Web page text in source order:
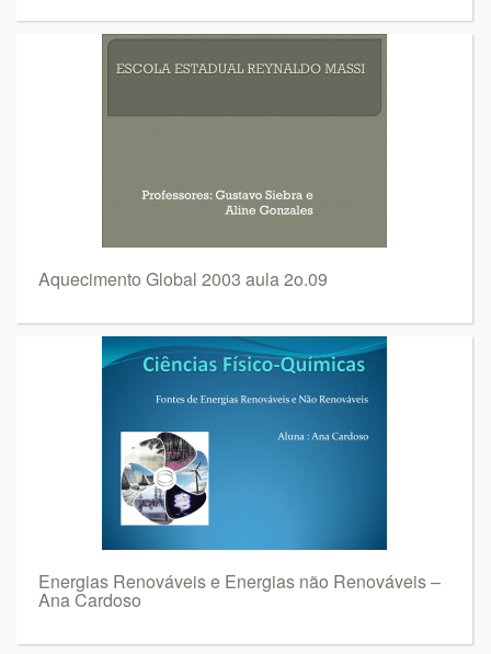
Aquecimento Global 2003 aula 2o.09
Energias Renováveis e Energias não Renováveis –
Ana Cardoso